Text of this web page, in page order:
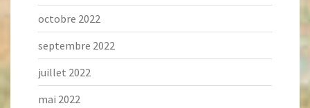
octobre 2022
septembre 2022
juillet 2022
mai 2022